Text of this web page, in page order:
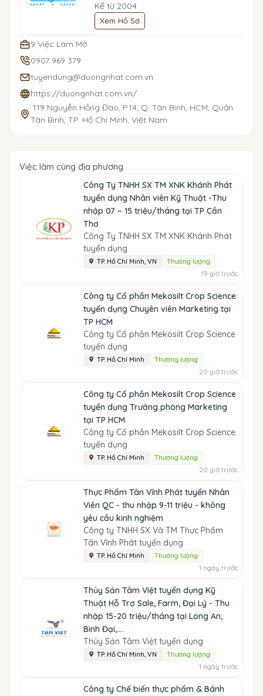
Kể từ 2004
Xem Hồ Sơ
9 Việc Làm Mở
0907 969 379
tuyendung@duongnhat.com.vn
https://duongnhat.com.vn/
119 Nguyễn Hồng Đào, P.14, Q. Tân Bình, HCM, Quận
Tân Bình, TP. Hồ Chí Minh, Việt Nam
Việc làm cùng địa phương
Công Ty TNHH SX TM XNK Khánh Phát
tuyển dụng Nhân viên Kỹ Thuật -Thu
nhập 07 – 15 triệu/tháng tại TP Cần
Thơ
Công Ty TNHH SX TM XNK Khánh Phát
tuyển dụng
TP. Hồ Chí Minh, VN Thương lượng
19 giờ trước
Công ty Cổ phần Mekosilt Crop Science
tuyển dụng Chuyên viên Marketing tại
TP HCM
Công ty Cổ phần Mekosilt Crop Science
tuyển dụng
TP. Hồ Chí Minh Thương lượng
20 giờ trước
Công ty Cổ phần Mekosilt Crop Science
tuyển dụng Trưởng phòng Marketing
tại TP HCM
Công ty Cổ phần Mekosilt Crop Science
tuyển dụng
TP. Hồ Chí Minh Thương lượng
20 giờ trước
Thực Phẩm Tân Vĩnh Phát tuyển Nhân
Viên QC - thu nhập 9-11 triệu - không
yêu cầu kinh nghiệm
Công ty TNHH SX Và TM Thực Phẩm
Tân Vĩnh Phát tuyển dụng
TP. Hồ Chí Minh Thương lượng
1 ngày trước
Thủy Sản Tâm Việt tuyển dụng Kỹ
Thuật Hỗ Trợ Sale, Farm, Đại Lý - Thu
nhập 15-20 triệu/tháng tại Long An,
Bình Đại,....
Thủy Sản Tâm Việt tuyển dụng
TP. Hồ Chí Minh, VN Thương lượng
1 ngày trước
Công ty Chế biến thực phẩm & Bánh